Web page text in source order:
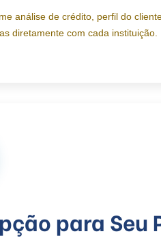
análise de crédito, perfil do
diretamente com cada instituição.
para Seu